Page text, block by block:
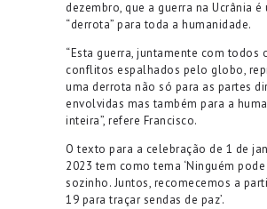
dezembro, que a guerra na Ucrânia é
“derrota” para toda a humanidade.
“Esta guerra, juntamente com todos
conflitos espalhados pelo globo,
uma derrota não só para as partes
envolvidas mas também para a
inteira”, refere Francisco.
O texto para a celebração de 1 de
2023 tem como tema ‘Ninguém
sozinho. Juntos, recomecemos a
19 para traçar sendas de paz’.